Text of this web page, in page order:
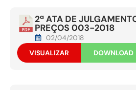
2ª ATA DE
PREÇOS 003-2018
02/04/2018
VISUALIZAR
DOWNLOAD